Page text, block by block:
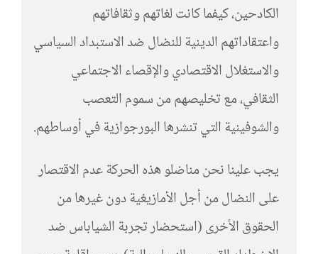
الكادحين، كيفما كانت لغاتهم وثقافاتهم
واعتقاداتهم الدينية للنضال ضد الاستبداد السياسي
والاستغلال الاقتصادي والإقصاء الاجتماعي
الثقافي، مع تخليصهم من سموم التعصب
والشوفينية التي تنشرها البورجوازية في أوساطهم.
يجب علينا نحن مناضلو هذه الحركة عدم الاقتصار
على النضال من أجل الأمازيغية دون غيرها من
الحقوق الأخرى (استحضار تجربة الشياباس ضد